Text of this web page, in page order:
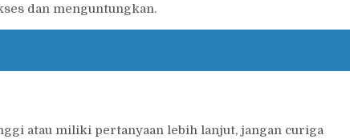
dan menguntungkan.
atau miliki pertanyaan lebih lanjut, jangan curiga